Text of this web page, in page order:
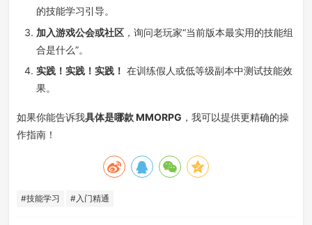
的技能学习引导。
加入游戏公会或社区 ，询问老玩家“当前版本最实用的技能组
合是什么”。
实践！实践！实践！ 在训练假人或低等级副本中测试技能效
果。
如果你能告诉我具体是哪款 MMORPG ，我可以提供更精确的操
作指南！
#技能学习 #入门精通